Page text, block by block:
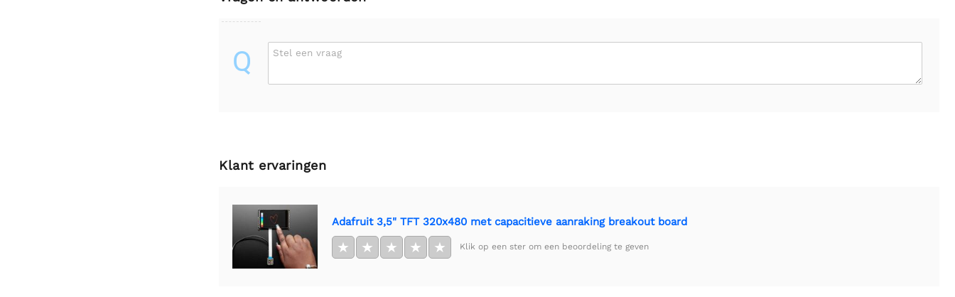
Q Stel een vraag
Klant ervaringen
Adafruit 3,5" TFT 320x480 met capacitieve aanraking breakout board
★ ★ ★ ★ ★ Klik op een ster om een beoordeling te geven